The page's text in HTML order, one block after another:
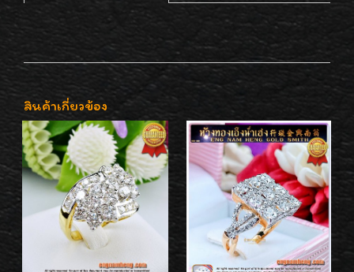
สินค้าเกี่ยวข้อง